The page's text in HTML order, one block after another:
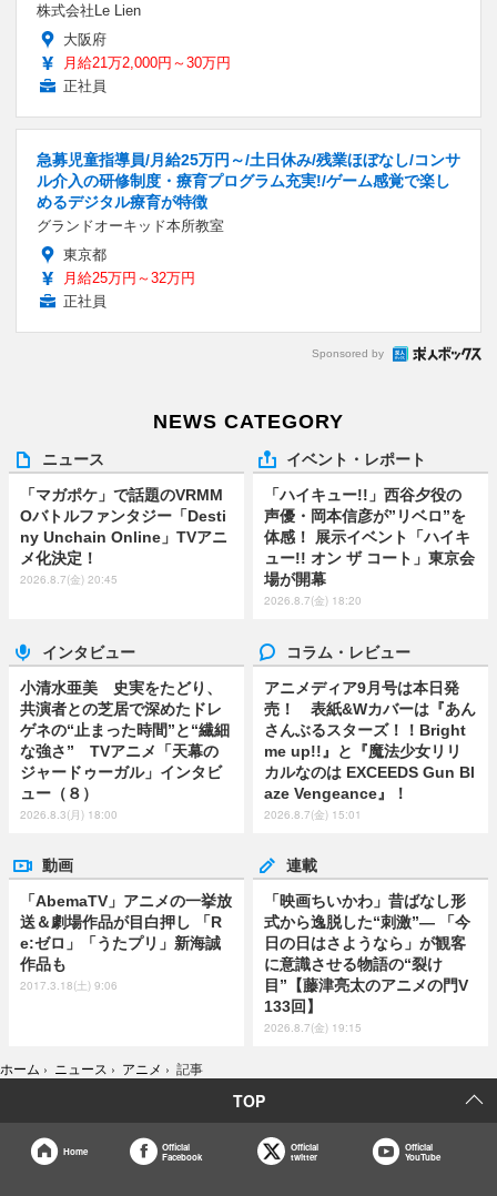
株式会社Le Lien
大阪府
月給21万2,000円～30万円
正社員
急募児童指導員/月給25万円～/土日休み/残業ほぼなし/コンサ
ル介入の研修制度・療育プログラム充実!/ゲーム感覚で楽し
めるデジタル療育が特徴
グランドオーキッド本所教室
東京都
月給25万円～32万円
正社員
Sponsored by
NEWS CATEGORY
ニュース
「マガポケ」で話題のVRMM
Oバトルファンタジー「Desti
ny Unchain Online」TVアニ
メ化決定！
2026.8.7(金) 20:45
イベント・レポート
「ハイキュー!!」西谷夕役の
声優・岡本信彦が”リベロ”を
体感！ 展示イベント「ハイキ
ュー!! オン ザ コート」東京会
場が開幕
2026.8.7(金) 18:20
インタビュー
小清水亜美 史実をたどり、
共演者との芝居で深めたドレ
ゲネの“止まった時間”と“繊細
な強さ” TVアニメ「天幕の
ジャードゥーガル」インタビ
ュー（８）
2026.8.3(月) 18:00
コラム・レビュー
アニメディア9月号は本日発
売！ 表紙&Wカバーは『あん
さんぶるスターズ！！Bright
me up!!』と『魔法少女リリ
カルなのは EXCEEDS Gun Bl
aze Vengeance』！
2026.8.7(金) 15:01
動画
「AbemaTV」アニメの一挙放
送＆劇場作品が目白押し 「R
e:ゼロ」「うたプリ」新海誠
作品も
2017.3.18(土) 9:06
連載
「映画ちいかわ」昔ばなし形
式から逸脱した“刺激”― 「今
日の日はさようなら」が観客
に意識させる物語の“裂け
目”【藤津亮太のアニメの門V
133回】
2026.8.7(金) 19:15
ホーム › ニュース › アニメ › 記事
TOP
Home
Official
Facebook
Official
twitter
Official
YouTube